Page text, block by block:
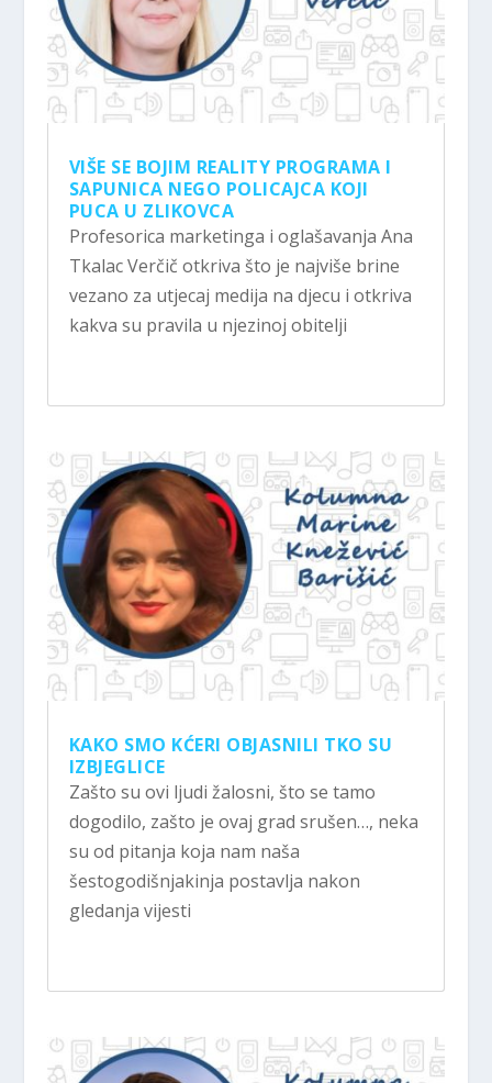
VIŠE SE BOJIM REALITY PROGRAMA I
SAPUNICA NEGO POLICAJCA KOJI
PUCA U ZLIKOVCA
Profesorica marketinga i oglašavanja Ana
Tkalac Verčič otkriva što je najviše brine
vezano za utjecaj medija na djecu i otkriva
kakva su pravila u njezinoj obitelji
KAKO SMO KĆERI OBJASNILI TKO SU
IZBJEGLICE
Zašto su ovi ljudi žalosni, što se tamo
dogodilo, zašto je ovaj grad srušen…, neka
su od pitanja koja nam naša
šestogodišnjakinja postavlja nakon
gledanja vijesti